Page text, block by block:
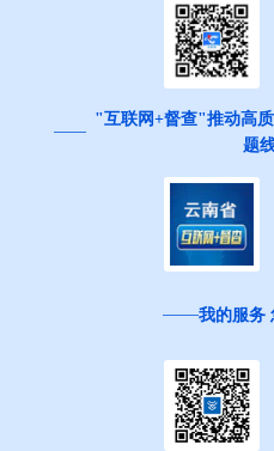
"互联网+督查"推动高
题
我的服务